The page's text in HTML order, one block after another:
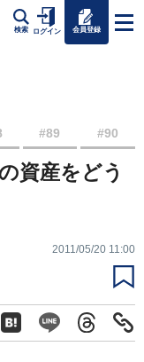
検索 ログイン 会員登録
#89 #90
資産をどう
2011/05/20 11:00